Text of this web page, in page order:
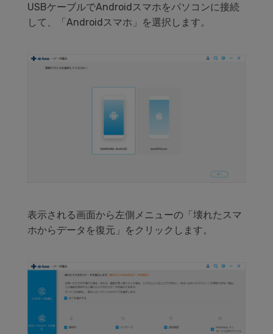
USBケーブルでAndroidスマホをパソコンに接続
して、「Androidスマホ」を選択します。
表示される画面から左側メニューの「壊れたスマ
ホからデータを復元」をクリックします。